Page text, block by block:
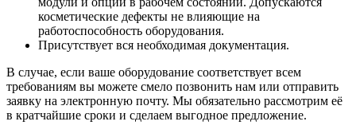
косметические дефекты не влияющие на
работоспособность оборудования.
Присутствует вся необходимая документация.
В случае, если ваше оборудование соответствует всем
требованиям вы можете смело позвонить нам или отправить
заявку на электронную почту. Мы обязательно рассмотрим её
в кратчайшие сроки и сделаем выгодное предложение.